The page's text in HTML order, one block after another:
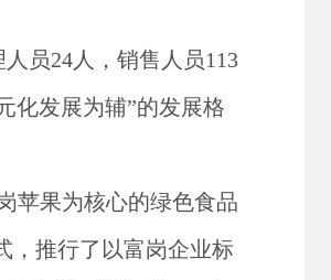
员24人，销售人员113
化发展为辅”的发展格
苹果为核心的绿色食品
，推行了以富岗企业标